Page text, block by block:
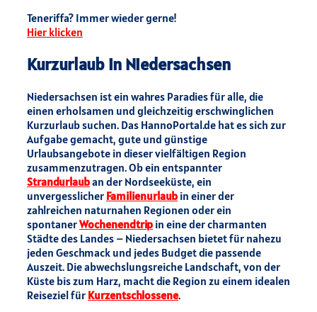
Teneriffa? Immer wieder gerne!
Hier klicken
Kurzurlaub in Niedersachsen
Niedersachsen ist ein wahres Paradies für alle, die
einen erholsamen und gleichzeitig erschwinglichen
Kurzurlaub suchen. Das HannoPortal.de hat es sich zur
Aufgabe gemacht, gute und günstige
Urlaubsangebote in dieser vielfältigen Region
zusammenzutragen. Ob ein entspannter
Strandurlauban der Nordseeküste, ein
unvergesslicher Familienurlaub in einer der
zahlreichen naturnahen Regionen oder ein
spontanerWochenendtrip in eine der charmanten
Städte des Landes – Niedersachsen bietet für nahezu
jeden Geschmack und jedes Budget die passende
Auszeit. Die abwechslungsreiche Landschaft, von der
Küste bis zum Harz, macht die Region zu einem idealen
Reiseziel für Kurzentschlossene.